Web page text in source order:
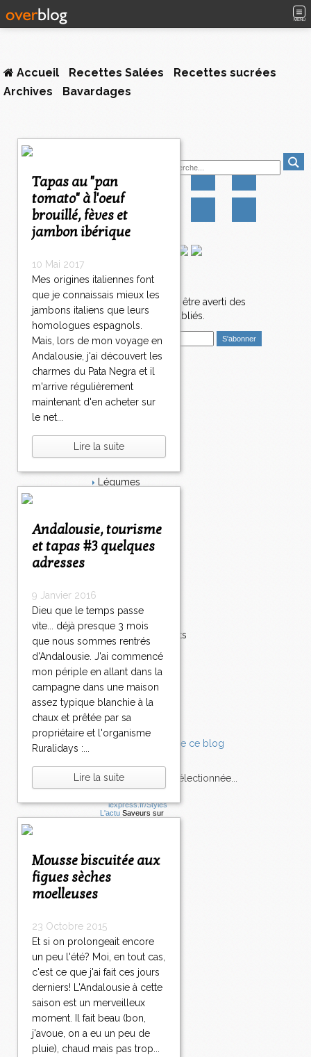
MENU
Accueil Recettes Salées
Recettes sucrées
Archives
Bavardages
Tapas au "pan
tomato" à l'oeuf
brouillé, fèves et
jambon ibérique
10 Mai 2017
Mes origines italiennes font
que je connaissais mieux les
jambons italiens que leurs
homologues espagnols.
Mais, lors de mon voyage en
Andalousie, j'ai découvert les
charmes du Pata Negra et il
m'arrive régulièrement
maintenant d'en acheter sur
le net...
Lire la suite
Andalousie, tourisme
et tapas #3 quelques
adresses
9 Janvier 2016
Dieu que le temps passe
vite... déjà presque 3 mois
que nous sommes rentrés
d'Andalousie. J'ai commencé
mon périple en allant dans la
campagne dans une maison
assez typique blanchie à la
chaux et prêtée par sa
propriétaire et l'organisme
Ruralidays :...
Lire la suite
Mousse biscuitée aux
figues sèches
moelleuses
23 Octobre 2015
Et si on prolongeait encore
un peu l'été? Moi, en tout cas,
c'est ce que j'ai fait ces jours
derniers! L'Andalousie à cette
saison est un merveilleux
moment. Il fait beau (bon,
j'avoue, on a eu un peu de
pluie), chaud mais pas trop...
Newsletter
Abonnez-vous pour être averti des
nouveaux articles publiés.
E
m
i
l
Catégories
Salé
Bavardages
Légumes
Italie
Viande
Tarte
Soupe
Fêtes
Poisson
Accompagnements
Chocolat
Pâtes
Tomates
Balade
L'Express style m'a sélectionnée...
L'actu Saveurs sur
articles récents